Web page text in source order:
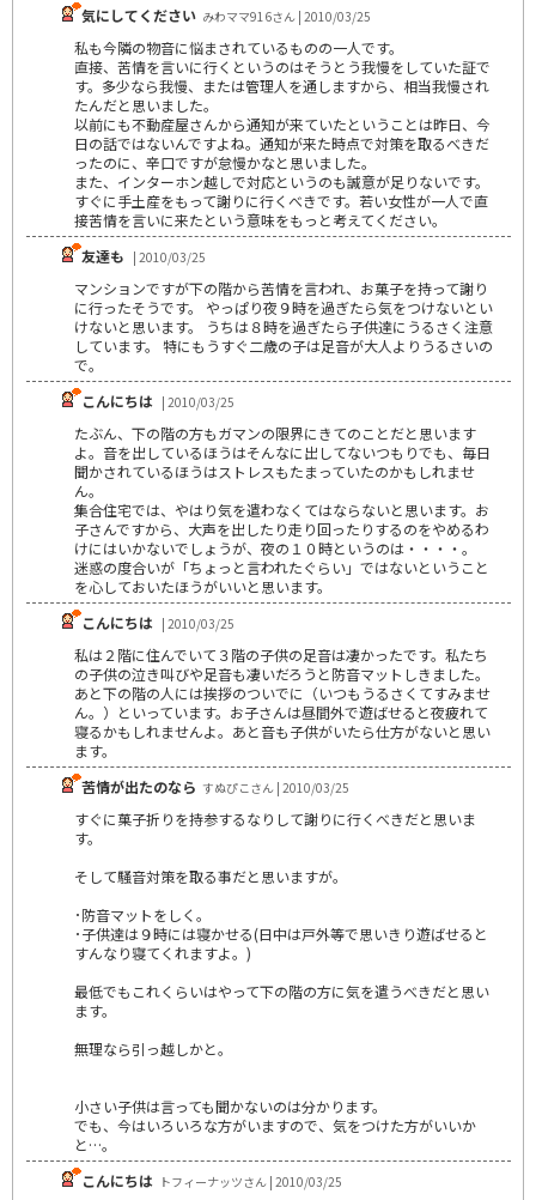
気にしてください みわママ916さん | 2010/03/25
私も今隣の物音に悩まされているものの一人です。
直接、苦情を言いに行くというのはそうとう我慢をしていた証で
す。多少なら我慢、または管理人を通しますから、相当我慢され
たんだと思いました。
以前にも不動産屋さんから通知が来ていたということは昨日、今
日の話ではないんですよね。通知が来た時点で対策を取るべきだ
ったのに、辛口ですが怠慢かなと思いました。
また、インターホン越しで対応というのも誠意が足りないです。
すぐに手土産をもって謝りに行くべきです。若い女性が一人で直
接苦情を言いに来たという意味をもっと考えてください。
友達も | 2010/03/25
マンションですが下の階から苦情を言われ、お菓子を持って謝り
に行ったそうです。 やっぱり夜９時を過ぎたら気をつけないとい
けないと思います。 うちは８時を過ぎたら子供達にうるさく注意
しています。 特にもうすぐ二歳の子は足音が大人よりうるさいの
で。
こんにちは | 2010/03/25
たぶん、下の階の方もガマンの限界にきてのことだと思います
よ。音を出しているほうはそんなに出してないつもりでも、毎日
聞かされているほうはストレスもたまっていたのかもしれませ
ん。
集合住宅では、やはり気を遣わなくてはならないと思います。お
子さんですから、大声を出したり走り回ったりするのをやめるわ
けにはいかないでしょうが、夜の１０時というのは・・・・。
迷惑の度合いが「ちょっと言われたぐらい」ではないということ
を心しておいたほうがいいと思います。
こんにちは | 2010/03/25
私は２階に住んでいて３階の子供の足音は凄かったです。私たち
の子供の泣き叫びや足音も凄いだろうと防音マットしきました。
あと下の階の人には挨拶のついでに（いつもうるさくてすみませ
ん。）といっています。お子さんは昼間外で遊ばせると夜疲れて
寝るかもしれませんよ。あと音も子供がいたら仕方がないと思い
ます。
苦情が出たのなら すぬぴこさん | 2010/03/25
すぐに菓子折りを持参するなりして謝りに行くべきだと思いま
す。
そして騒音対策を取る事だと思いますが。
･防音マットをしく。
･子供達は９時には寝かせる(日中は戸外等で思いきり遊ばせると
すんなり寝てくれますよ。)
最低でもこれくらいはやって下の階の方に気を遣うべきだと思い
ます。
無理なら引っ越しかと。
小さい子供は言っても聞かないのは分かります。
でも、今はいろいろな方がいますので、気をつけた方がいいか
と…。
こんにちは トフィーナッツさん | 2010/03/25